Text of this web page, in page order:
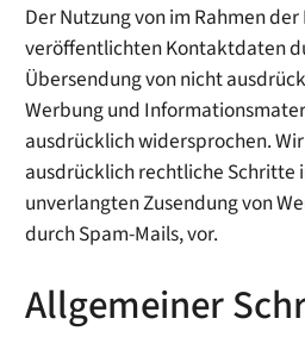
Der Nutzung von im Rahmen
veröffentlichten Kontaktdaten
Übersendung von nicht
Werbung und
ausdrücklich widersprochen.
ausdrücklich rechtliche Schritte
unverlangten Zusendung von
durch Spam-Mails, vor.
Allgemeiner